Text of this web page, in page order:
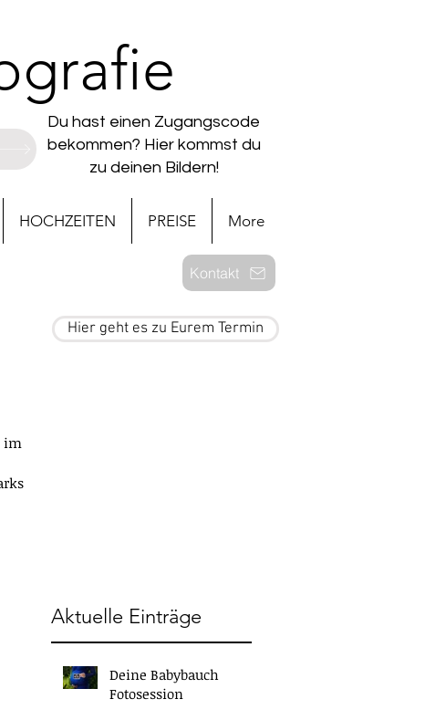
Du hast einen Zugangscode
bekommen? Hier kommst du
zu deinen Bildern!
HOCHZEITEN PREISE More
Kontakt
im
Hier geht es zu Eurem Termin
Aktuelle Einträge
Deine Babybauch
Fotosession